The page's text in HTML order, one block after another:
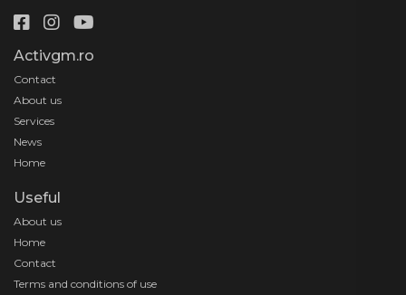
Contact
About us
Useful
Home